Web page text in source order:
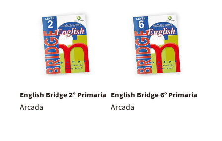
English Bridge 2º Primaria
Arcada
English Bridge 6º Primaria
Arcada